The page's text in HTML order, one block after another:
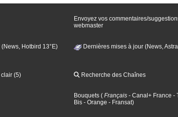
Envoyez vos commentaires/
webmaster
Hotbird 13°E) Dernières mises à jour (News,
(5) Recherche des Chaînes
Bouquets ( Français - Canal+ France -
Bis - Orange - Fransat)